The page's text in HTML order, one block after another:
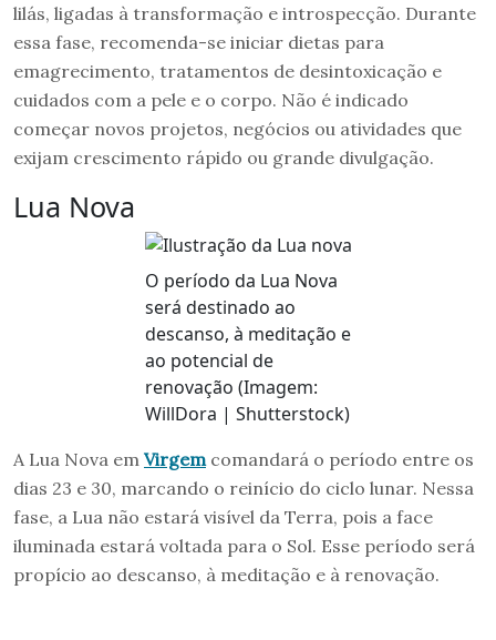
lilás, ligadas à transformação e introspecção. Durante
essa fase, recomenda-se iniciar dietas para
emagrecimento, tratamentos de desintoxicação e
cuidados com a pele e o corpo. Não é indicado
começar novos projetos, negócios ou atividades que
exijam crescimento rápido ou grande divulgação.
Lua Nova
O período da Lua Nova
será destinado ao
descanso, à meditação e
ao potencial de
renovação (Imagem:
WillDora | Shutterstock)
A Lua Nova em Virgem comandará o período entre os
dias 23 e 30, marcando o reinício do ciclo lunar. Nessa
fase, a Lua não estará visível da Terra, pois a face
iluminada estará voltada para o Sol. Esse período será
propício ao descanso, à meditação e à renovação.